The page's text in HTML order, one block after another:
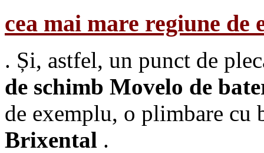
cea mai mare regiune
. Și, astfel, un punct de
de schimb Movelo de
de exemplu, o plimbare cu
Brixental .